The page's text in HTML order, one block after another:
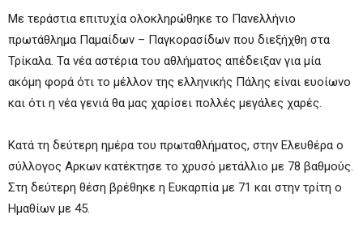
Με τεράστια επιτυχία ολοκληρώθηκε το Πανελλήνιο
πρωτάθλημα Παμαίδων – Παγκορασίδων που διεξήχθη στα
Τρίκαλα. Τα νέα αστέρια του αθλήματος απέδειξαν για μία
ακόμη φορά ότι το μέλλον της ελληνικής Πάλης είναι ευοίωνο
και ότι η νέα γενιά θα μας χαρίσει πολλές μεγάλες χαρές.
Κατά τη δεύτερη ημέρα του πρωταθλήματος, στην Ελευθέρα ο
σύλλογος Αρκων κατέκτησε το χρυσό μετάλλιο με 78 βαθμούς.
Στη δεύτερη θέση βρέθηκε η Ευκαρπία με 71 και στην τρίτη ο
Ημαθίων με 45.